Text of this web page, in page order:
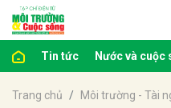
Tin tức Nước và cuộc
Trang chủ Môi trường - Tài